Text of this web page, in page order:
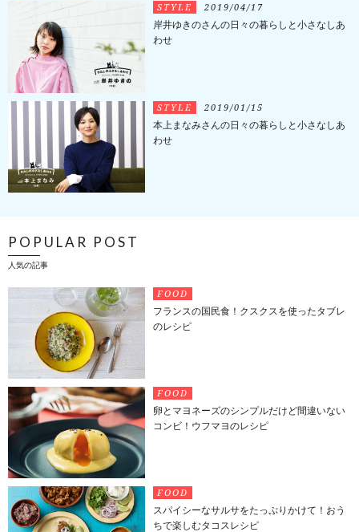
STYLE 2019/04/17
岸井ゆきのさんの日々の暮らしと小さなしあ
わせ
STYLE 2019/01/15
本上まなみさんの日々の暮らしと小さなしあ
わせ
POPULAR POST
人気の記事
FOOD
フランスの国民食！クスクスを使ったタブレ
のレシピ
FOOD
卵とマヨネーズのシンプルだけど間違いない
コンビ！ウフマヨのレシピ
FOOD
スパイシーなサルサをたっぷりかけて！おう
ちで楽しむタコスレシピ